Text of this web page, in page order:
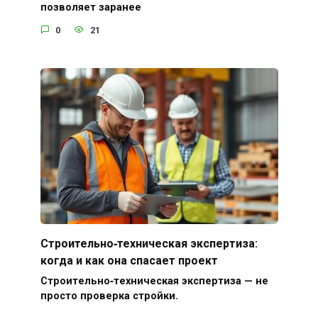
позволяет заранее
0 21
Строительно‑техническая экспертиза:
когда и как она спасает проект
Строительно‑техническая экспертиза — не
просто проверка стройки.